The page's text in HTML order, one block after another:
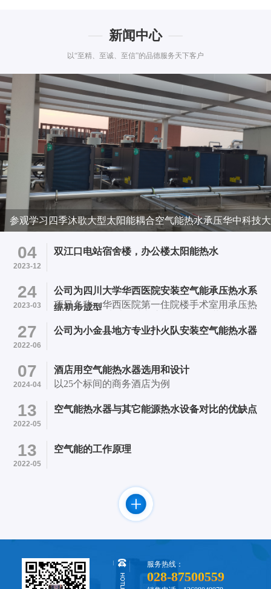
新闻中心
以“至精、至诚、至信”的品德服务天下客户
参观学习四季沐歌大型太阳能耦合空气能热水承压华中科技大
04
2023-12
双江口电站宿舍楼，办公楼太阳能热水
24
2023-03
公司为四川大学华西医院安装空气能承压热水系
统初步成型
项目名称：华西医院第一住院楼手术室用承压热
医院内 项目简介：采用成都市笨笨机电设备有限
公司提供的4台四季沐歌超低温空气能13P热水机
27
2022-06
公司为小金县地方专业扑火队安装空气能热水器
07
2024-04
酒店用空气能热水器选用和设计
以25个标间的商务酒店为例
13
2022-05
空气能热水器与其它能源热水设备对比的优缺点
13
2022-05
空气能的工作原理
服务热线：
028-87500559